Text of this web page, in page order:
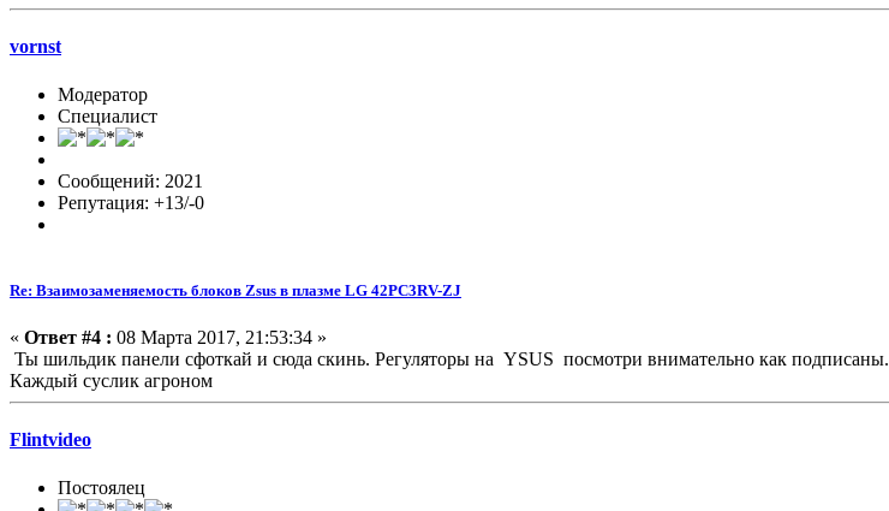
vornst
Модератор
Специалист
Сообщений: 2021
Репутация: +13/-0
Re: Взаимозаменяемость блоков Zsus в плазме LG 42PC3RV-ZJ
« Ответ #4 : 08 Марта 2017, 21:53:34 »
Ты шильдик панели сфоткай и сюда скинь. Регуляторы на YSUS посмотри внимательно как подписаны.
Каждый суслик агроном
Flintvideo
Постоялец